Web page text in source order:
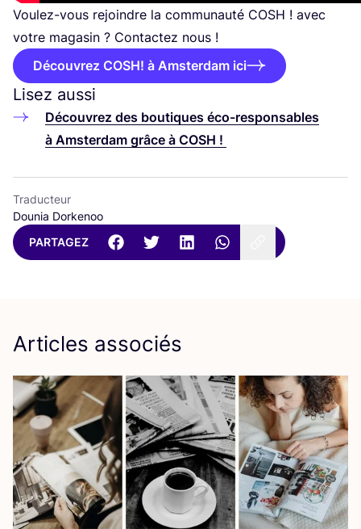
Vou­lez-vous rejoindre la com­mu­nau­té COSH ! avec
votre maga­sin ? Contac­tez nous !
Découvrez COSH! à Amsterdam ici
Lisez aussi
Décou­vrez des bou­tiques éco-res­pon­sables
à Amster­dam grâce à COSH !
Traducteur
Dounia Dorkenoo
PARTAGEZ
Articles associés